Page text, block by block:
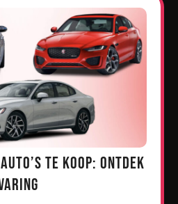
te Koop: Ontdek